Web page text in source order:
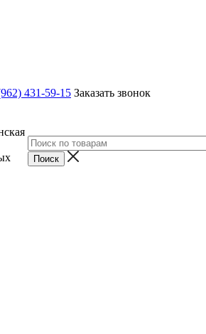
431-59-15 Заказать звонок